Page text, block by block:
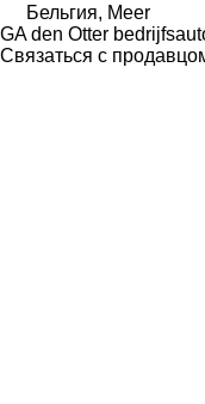
Бельгия, Meer
GA den Otter
Связаться с